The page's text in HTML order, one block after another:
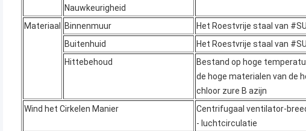
Nauwkeurigheid
Materiaal Binnenmuur
Het Roestvrije staal van
Buitenhuid
Het Roestvrije staal van
Hittebehoud
Bestand op hoge
de hoge materialen van de
chloor zure B azijn
Wind het Cirkelen Manier
Centrifugaal ventilator-
- luchtcirculatie